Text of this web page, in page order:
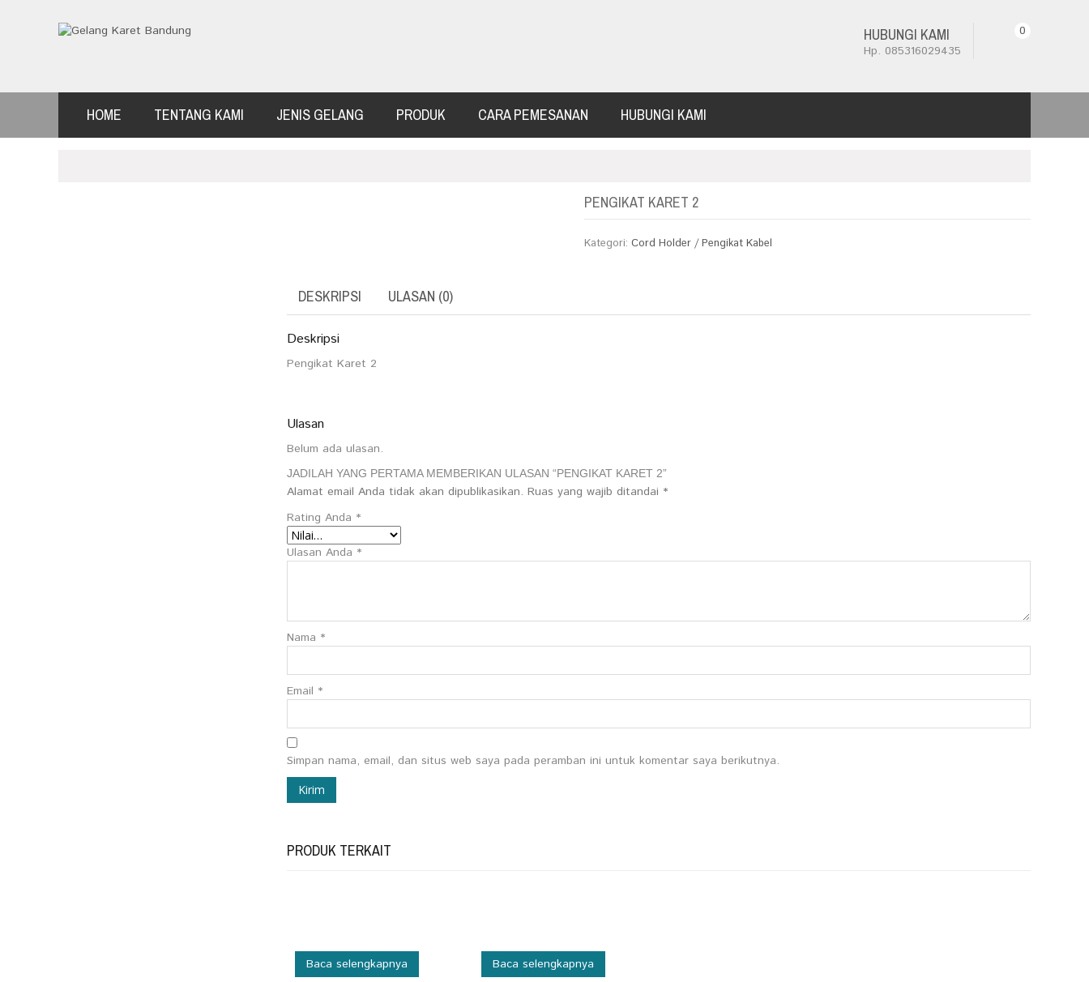
HUBUNGI KAMI
Hp. 085316029435
0
HOME TENTANG KAMI JENIS GELANG PRODUK CARA PEMESANAN HUBUNGI KAMI
PENGIKAT KARET 2
Kategori:Cord Holder / Pengikat Kabel
DESKRIPSI ULASAN (0)
Deskripsi
Pengikat Karet 2
Ulasan
Belum ada ulasan.
JADILAH YANG PERTAMA MEMBERIKAN ULASAN “PENGIKAT KARET 2”
Alamat email Anda tidak akan dipublikasikan. Ruas yang wajib ditandai *
Rating Anda *
Ulasan Anda *
Nama *
Email *
Simpan nama, email, dan situs web saya pada peramban ini untuk komentar saya berikutnya.
PRODUK TERKAIT
Baca selengkapnya
Baca selengkapnya